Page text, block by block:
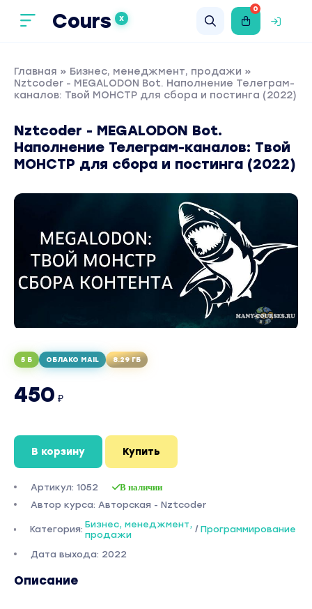
Cours X
0
Главная » Бизнес, менеджмент, продажи »
Nztcoder - MEGALODON Bot. Наполнение Телеграм-
каналов: Твой МОНСТР для сбора и постинга (2022)
Nztcoder - MEGALODON Bot.
Наполнение Телеграм-каналов: Твой
МОНСТР для сбора и постинга (2022)
5 Б ОБЛАКО MAIL 8.29 ГБ
450 ₽
В корзину Купить
Артикул: 1052 В наличии
Автор курса: Авторская - Nztcoder
Категория: Бизнес, менеджмент,
продажи
/ Программирование
Дата выхода: 2022
Описание